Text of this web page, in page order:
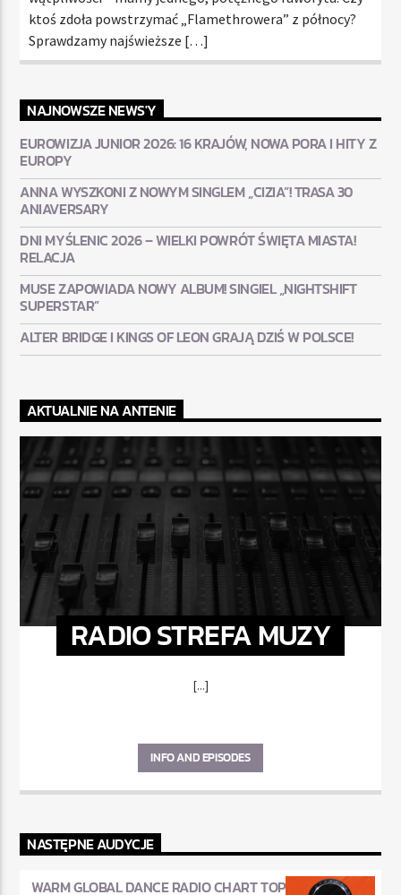
ktoś zdoła powstrzymać „Flamethrowera” z północy?
Sprawdzamy najświeższe […]
NAJNOWSZE NEWS'Y
EUROWIZJA JUNIOR 2026: 16 KRAJÓW, NOWA PORA I HITY Z
EUROPY
ANNA WYSZKONI Z NOWYM SINGLEM „CIZIA”! TRASA 30
ANIAVERSARY
DNI MYŚLENIC 2026 – WIELKI POWRÓT ŚWIĘTA MIASTA!
RELACJA
MUSE ZAPOWIADA NOWY ALBUM! SINGIEL „NIGHTSHIFT
SUPERSTAR”
ALTER BRIDGE I KINGS OF LEON GRAJĄ DZIŚ W POLSCE!
AKTUALNIE NA ANTENIE
RADIO STREFA MUZY
[...]
INFO AND EPISODES
NASTĘPNE AUDYCJE
WARM GLOBAL DANCE RADIO CHART TOP